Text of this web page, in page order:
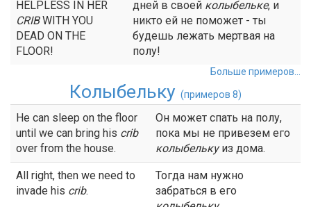
HELPLESS IN HER
CRIBWITH YOU
DEAD ON THE
FLOOR!
дней в своей колыбельке, и
никто ей не поможет - ты
будешь лежать мертвая на
полу!
Больше примеров...
Колыбельку (примеров 8)
He can sleep on the floor
until we can bring his crib
over from the house.
Он может спать на полу,
пока мы не привезем его
колыбелькуиз дома.
All right, then we need to
invade his crib.
Тогда нам нужно
забраться в его